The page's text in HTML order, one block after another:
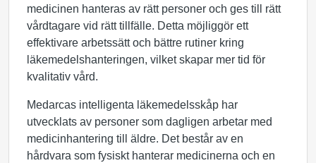
medicinen hanteras av rätt personer och ges till rätt
vårdtagare vid rätt tillfälle. Detta möjliggör ett
effektivare arbetssätt och bättre rutiner kring
läkemedelshanteringen, vilket skapar mer tid för
kvalitativ vård.
Medarcas intelligenta läkemedelsskåp har
utvecklats av personer som dagligen arbetar med
medicinhantering till äldre. Det består av en
hårdvara som fysiskt hanterar medicinerna och en